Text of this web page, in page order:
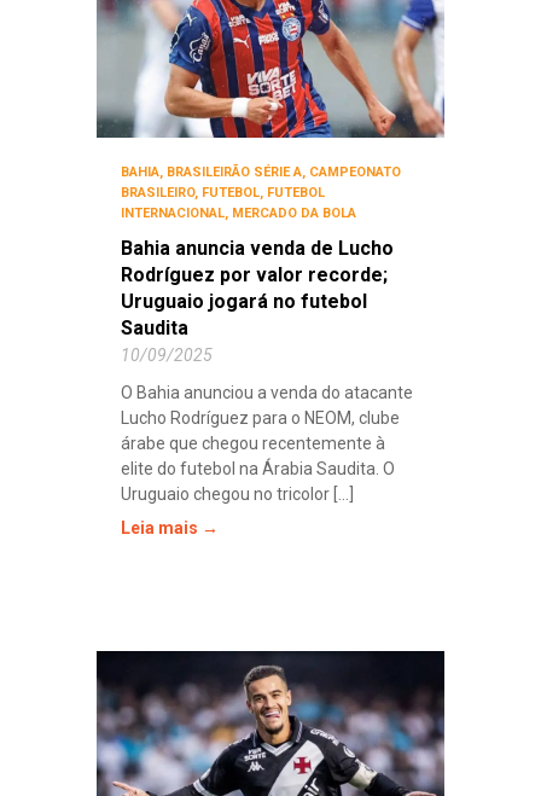
BAHIA BRASILEIRÃO SÉRIE A CAMPEONATO
BRASILEIRO, FUTEBOL FUTEBOL
INTERNACIONAL MERCADO DA BOLA
Bahia anuncia venda de Lucho
Rodríguez por valor recorde;
Uruguaio jogará no futebol
Saudita
10/09/2025
O Bahia anunciou a venda do atacante
Lucho Rodríguez para o NEOM, clube
árabe que chegou recentemente à
elite do futebol na Árabia Saudita. O
Uruguaio chegou no tricolor [...]
Leia mais →